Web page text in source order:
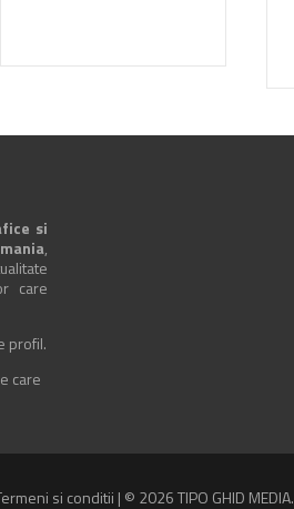
si
,
care
profil.
care
si conditii | © 2026 TIPO GHID MEDIA.